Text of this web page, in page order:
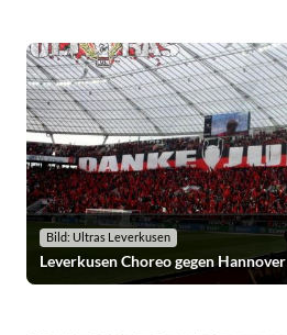
Bild: Ultras Leverkusen
Leverkusen Choreo gegen Hannover